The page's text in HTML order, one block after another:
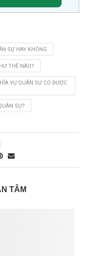
SỰ HAY KHÔNG
THẾ NÀO?
VỤ QUÂN SỰ CÓ ĐƯỢC
SỰ?
TÂM